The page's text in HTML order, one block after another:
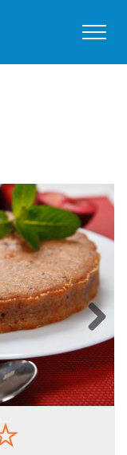
Next